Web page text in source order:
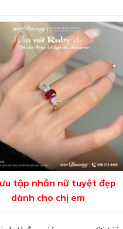
tập nhẫn nữ tuyệt đẹp
dành cho chị em